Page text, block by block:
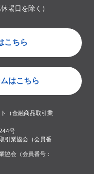
場日を除く）
こちら
はこちら
（金融商品取引業
号
引業協会（会員番
会（会員番号：